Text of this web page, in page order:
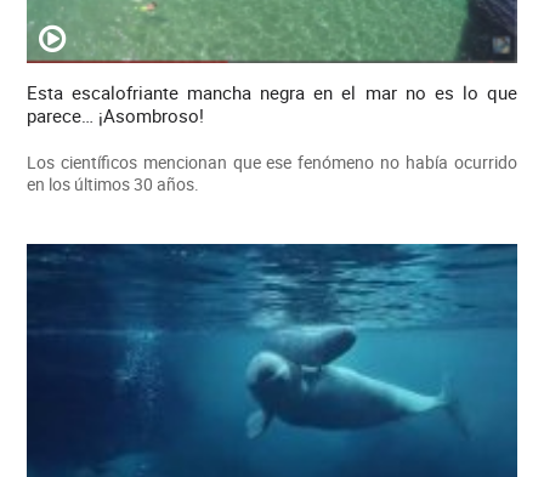
Esta escalofriante mancha negra en el mar no es lo que
parece… ¡Asombroso!
Los científicos mencionan que ese fenómeno no había ocurrido
en los últimos 30 años.